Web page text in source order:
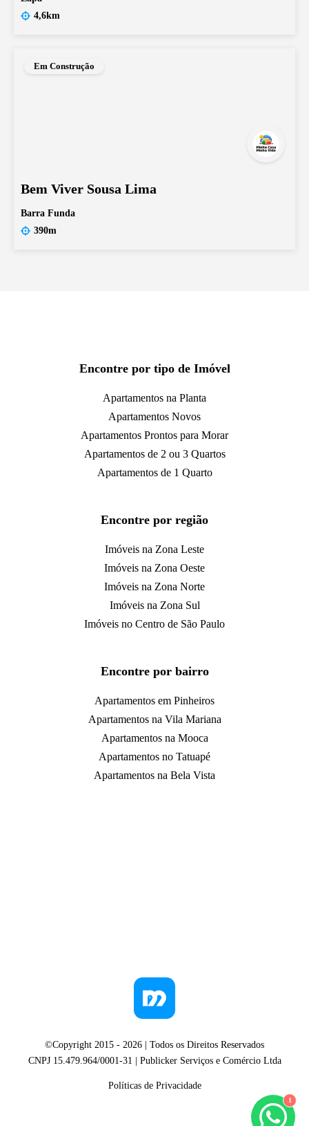
1
4,6km
Em Construção
Bem Viver Sousa Lima
Barra Funda
390m
Encontre por tipo de Imóvel
Apartamentos na Planta
Apartamentos Novos
Apartamentos Prontos para Morar
Apartamentos de 2 ou 3 Quartos
Apartamentos de 1 Quarto
Encontre por região
Imóveis na Zona Leste
Imóveis na Zona Oeste
Imóveis na Zona Norte
Imóveis na Zona Sul
Imóveis no Centro de São Paulo
Encontre por bairro
Apartamentos em Pinheiros
Apartamentos na Vila Mariana
Apartamentos na Mooca
Apartamentos no Tatuapé
Apartamentos na Bela Vista
©Copyright 2015 - 2026 | Todos os Direitos Reservados
CNPJ 15.479.964/0001-31 | Publicker Serviços e Comércio Ltda
Políticas de Privacidade